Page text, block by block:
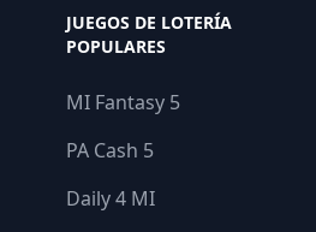
JUEGOS DE LOTERÍA
POPULARES
MI Fantasy 5
PA Cash 5
Daily 4 MI